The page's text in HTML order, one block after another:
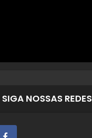
SIGA NOSSAS REDES